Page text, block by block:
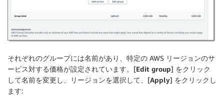
それぞれのグループには名前があり、特定の AWS リージョンのサ
ービス対する価格が設定されています。[Edit group] をクリック
して名前を変更し、リージョンを選択して、[Apply] をクリックし
ます: